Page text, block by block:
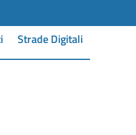
Strade Digitali